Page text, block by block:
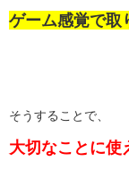
ゲーム感覚で取
そうすることで、
大切なことに使